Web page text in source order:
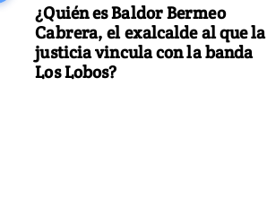
¿Quién es Baldor Bermeo
Cabrera, el exalcalde al que la
justicia vincula con la banda
Los Lobos?